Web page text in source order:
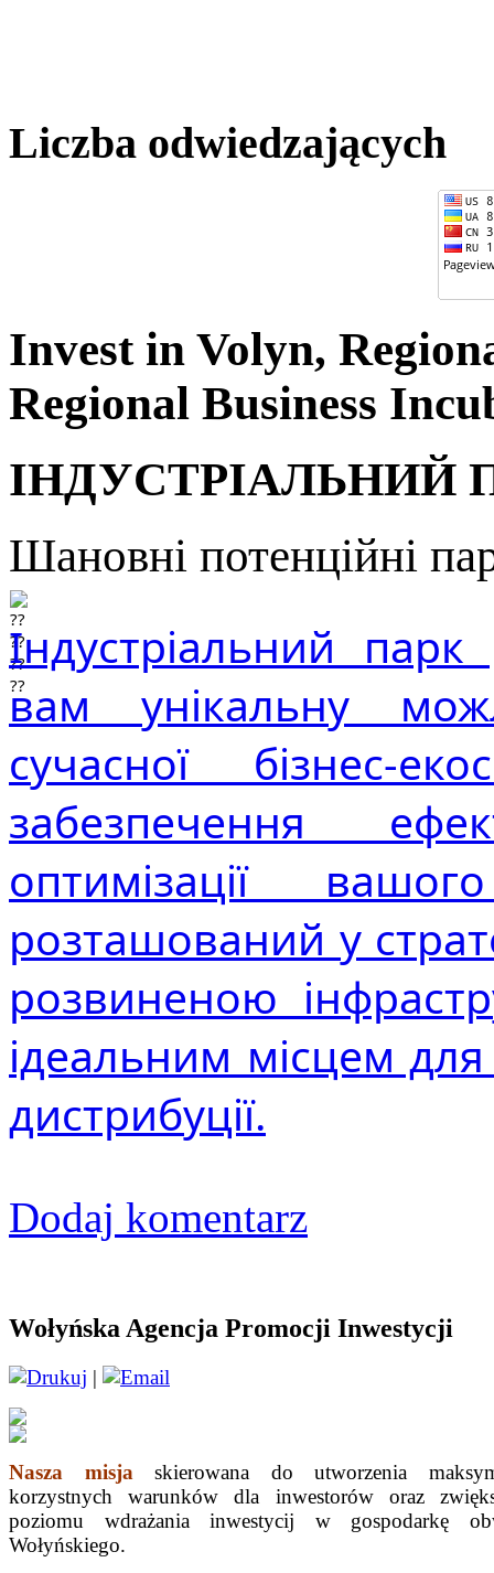
Liczba odwiedzających
Invest in Volyn,
Regional Business
ІНДУСТРІАЛЬНИЙ
Шановні потенційні
Індустріальний
вам унікальну
сучасної бізнес-
забезпечення
оптимізації
розташований у
розвиненою
ідеальним місцем
дистрибуції.
Dodaj komentarz
Wołyńska Agencja Promocji Inwestycji
|
Nasza misja skierowana do utworzenia
korzystnych warunków dla inwestorów oraz
poziomu wdrażania inwestycij w gospodarkę
Wołyńskiego.